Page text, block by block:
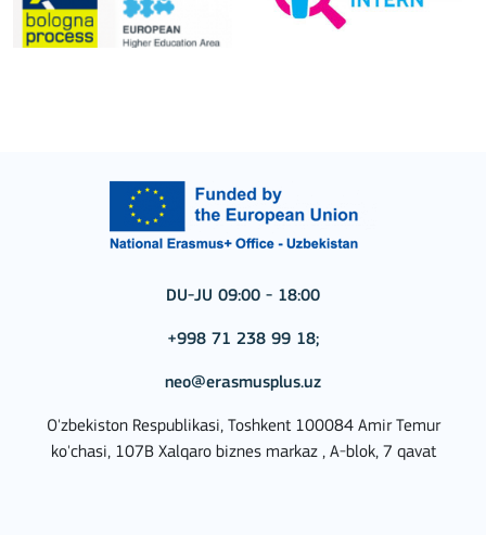
DU-JU 09:00 - 18:00
+998 71 238 99 18;
neo@erasmusplus.uz
O'zbekiston Respublikasi, Toshkent 100084 Amir Temur
ko'chasi, 107B Xalqaro biznes markaz , A-blok, 7 qavat